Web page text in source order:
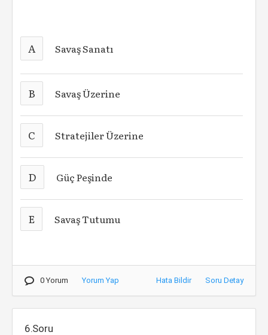
A Savaş Sanatı
B Savaş Üzerine
C Stratejiler Üzerine
D Güç Peşinde
E Savaş Tutumu
0 Yorum Yorum Yap Hata Bildir Soru Detay
6.Soru